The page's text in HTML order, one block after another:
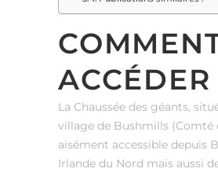
ACCÉDER
La Chaussée des géants,
village de Bushmills (Comté
aisément accessible depuis
Irlande du Nord mais aussi